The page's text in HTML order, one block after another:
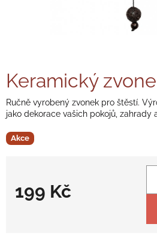
Keramický
Ručně vyrobený zvonek pro štěstí.
jako dekorace vašich pokojů, zahrady
Akce
199 Kč